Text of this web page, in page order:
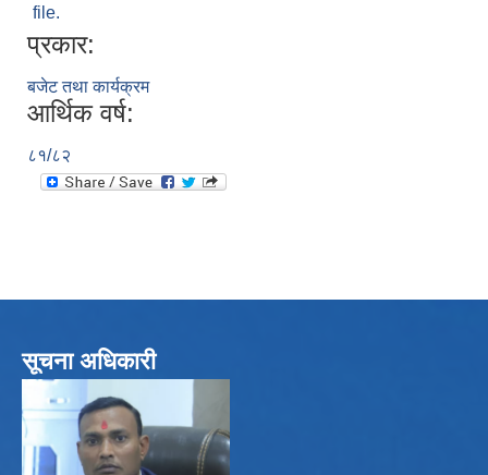
file.
प्रकार:
बजेट तथा कार्यक्रम
आर्थिक वर्ष:
८१/८२
सूचना अधिकारी